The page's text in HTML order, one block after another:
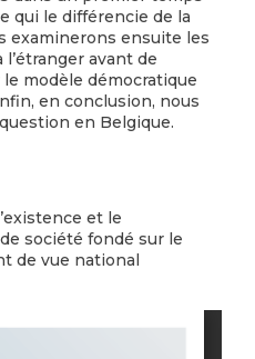
qui le différencie de la
examinerons ensuite les
avant de
modèle démocratique
en conclusion, nous
en Belgique.
et le
société fondé sur le
de vue national